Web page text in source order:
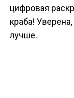
цифровая
краба!
лучше.